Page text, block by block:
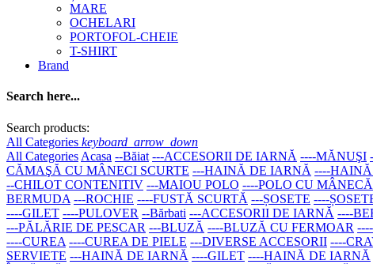
MARE
OCHELARI
PORTOFOL-CHEIE
T-SHIRT
Brand
Search here...
Search products:
All Categories keyboard_arrow_down
All Categories Acasa --Băiat ---ACCESORII DE IARNĂ ----MĂNUŞI
CĂMAŞĂ CU MÂNECI SCURTE ---HAINĂ DE IARNĂ ----
--CHILOT CONTENITIV ---MAIOU POLO ----POLO CU
BERMUDA ---ROCHIE ----FUSTĂ SCURTĂ ---ȘOSETE ----
----GILET ----PULOVER --Bărbati ---ACCESORII DE IARNĂ ----
---PĂLĂRIE DE PESCAR ---BLUZĂ ----BLUZĂ CU FERMOAR
----CUREA ----CUREA DE PIELE ---DIVERSE ACCESORII ----
SERVIETE ---HAINĂ DE IARNĂ ----GILET ----HAINĂ DE IARNĂ